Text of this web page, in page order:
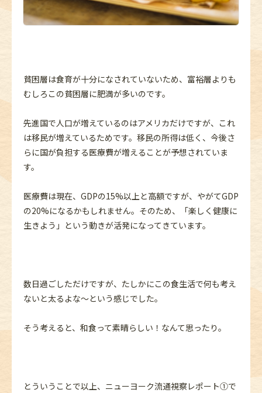
貧困層は食育が十分になされていないため、富裕層よりも
むしろこの貧困層に肥満が多いのです。
先進国で人口が増えているのはアメリカだけですが、これ
は移民が増えているためです。移民の所得は低く、今後さ
らに国が負担する医療費が増えることが予想されていま
す。
医療費は現在、GDPの15%以上と高額ですが、やがてGDP
の20%になるかもしれません。そのため、「楽しく健康に
生きよう」という動きが活発になってきています。
数日過ごしただけですが、たしかにこの食生活で何も考え
ないと太るよな～という感じでした。
そう考えると、和食って素晴らしい！なんて思ったり。
とういうことで以上、ニューヨーク流通視察レポート①で